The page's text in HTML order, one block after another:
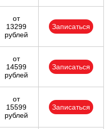
от
13299
рублей
Записаться
от
14599
рублей
Записаться
от
15599
рублей
Записаться